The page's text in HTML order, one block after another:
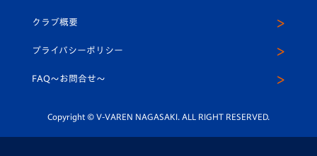
平和祈念活動
ホームタウン活動
スクール
ヴィヴィくんインスタグラム
公式LINE＠
クラブ概要
プライバシーポリシー
FAQ〜お問合せ〜
Copyright © V-VAREN NAGASAKI. ALL RIGHT RESERVED.